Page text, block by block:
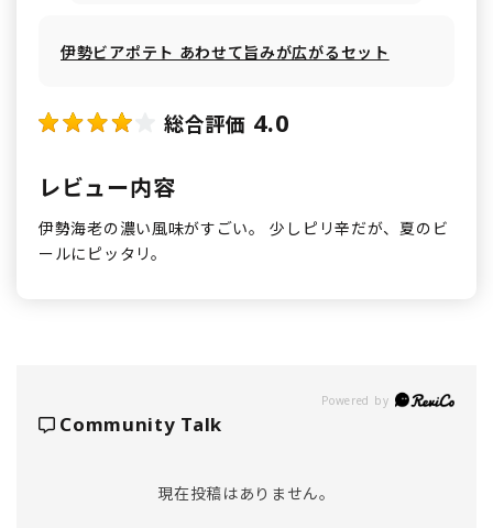
伊勢ビアポテト あわせて旨みが広がるセット
総合評価 4.0
レビュー内容
伊勢海老の濃い風味がすごい。 少しピリ辛だが、夏のビ
ールにピッタリ。
Powered by
Community Talk
現在投稿はありません。